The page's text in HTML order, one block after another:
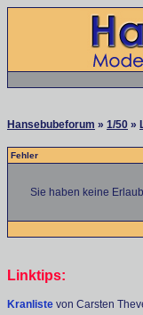
Hansebubeforum » 1/50 »
Fehler
Sie haben keine
Linktips:
Kranliste von Carsten